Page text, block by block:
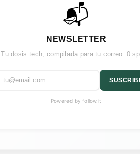
📬
NEWSLETTER
Tu dosis tech, compilada para tu correo. 0
Powered by follow.it